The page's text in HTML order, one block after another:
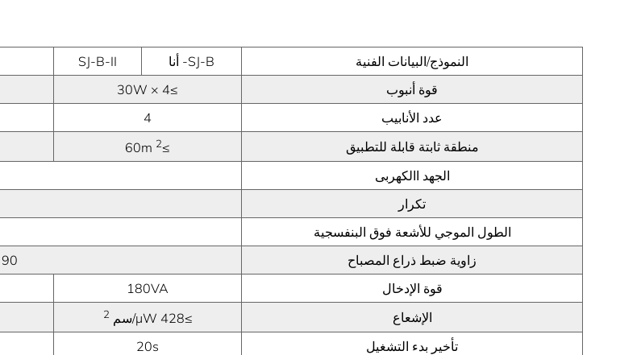
النموذج/البيانات الفنية SJ-B- أنا SJ-B-II
قوة أنبوب
≥30W × 4
عدد الأنابيب
4
منطقة ثابتة قابلة للتطبيق
≥60m
2
الجهد االكهربى
تكرار
الطول الموجي للأشعة فوق البنفسجية
زاوية ضبط ذراع المصباح
90 درجة ، 135 درجة ، 180 درجة
قوة الإدخال
180VA
الإشعاع
≥428 μW/سم 2
تأخير بدء التشغيل 20s